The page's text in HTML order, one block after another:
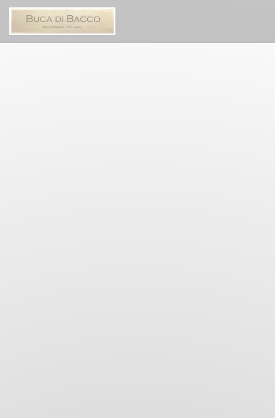
Cookies beheer paneel